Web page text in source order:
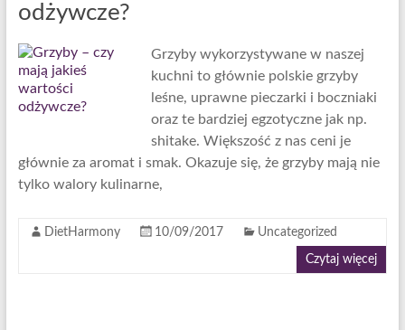
odżywcze?
Grzyby wykorzystywane w naszej
kuchni to głównie polskie grzyby
leśne, uprawne pieczarki i boczniaki
oraz te bardziej egzotyczne jak np.
shitake. Większość z nas ceni je
głównie za aromat i smak. Okazuje się, że grzyby mają nie
tylko walory kulinarne,
DietHarmony 10/09/2017 Uncategorized
Czytaj więcej